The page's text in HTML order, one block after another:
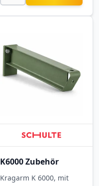
K6000 Zubehör
Kragarm K 6000, mit